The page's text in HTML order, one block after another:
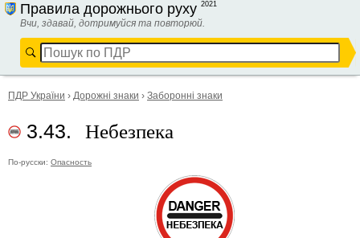
Правила дорожнього руху 2021
Вчи, здавай, дотримуйся та повторюй.
ПДР України › Дорожні знаки › Заборонні знаки
3.43. Небезпека
По-русски: Опасность